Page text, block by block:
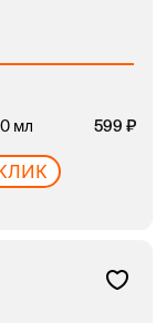
мл
599